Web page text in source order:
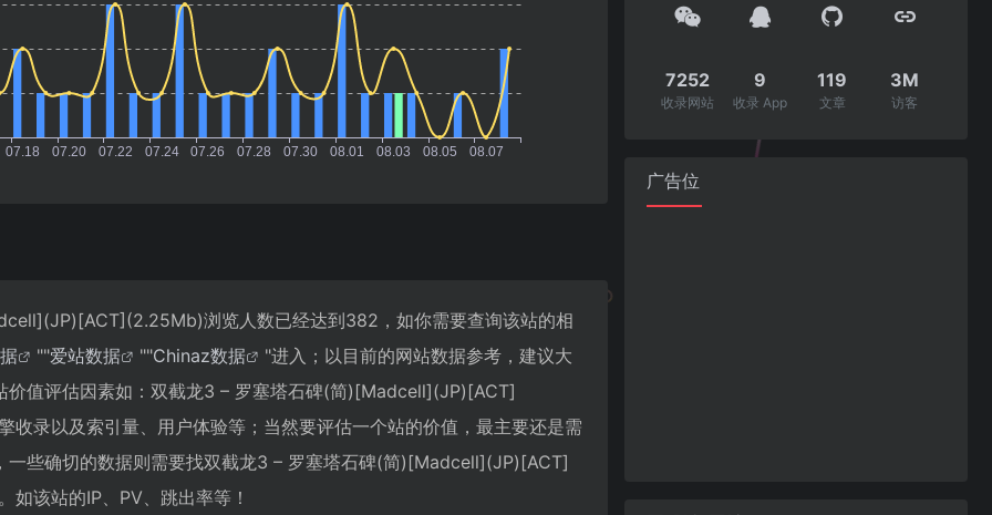
浏览人数已经达到382，如你需要查询该站的相
""爱站数据 ""Chinaz数据
"进入；以目前的网站数据参考，建议大
价值评估因素如：双截龙3 – 罗塞塔石碑(简)[Madcell](JP)[ACT]
收录以及索引量、用户体验等；当然要评估一个站的价值，最主要还是需
一些确切的数据则需要找双截龙3 – 罗塞塔石碑(简)[Madcell](JP)[ACT]
该站的IP、PV、跳出率等！
7252
收录网站
9
收录 App
119
文章
3M
访客
广告位